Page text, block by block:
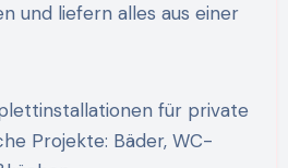
und liefern alles aus einer
für private
Projekte: Bäder, WC-